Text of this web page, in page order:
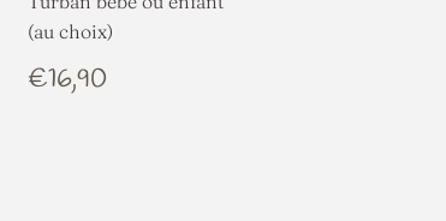
(au choix)
PRIX
RÉGULIER
€16,90